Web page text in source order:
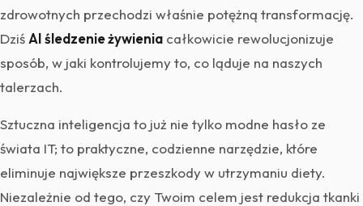
zdrowotnych przechodzi właśnie potężną transformację.
Dziś AI śledzenie żywienia całkowicie rewolucjonizuje
sposób, w jaki kontrolujemy to, co ląduje na naszych
talerzach.
Sztuczna inteligencja to już nie tylko modne hasło ze
świata IT; to praktyczne, codzienne narzędzie, które
eliminuje największe przeszkody w utrzymaniu diety.
Niezależnie od tego, czy Twoim celem jest redukcja tkanki